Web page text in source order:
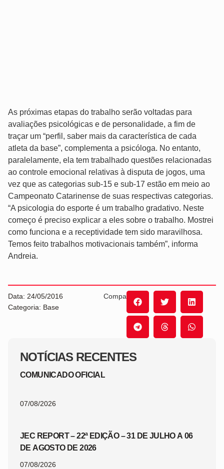
NOTÍCIAS RECENTES
COMUNICADO OFICIAL
07/08/2026
JEC REPORT – 22ª EDIÇÃO – 31 DE JULHO A 06
DE AGOSTO DE 2026
07/08/2026
As próximas etapas do trabalho serão voltadas para
avaliações psicológicas e de personalidade, a fim de
traçar um “perfil, saber mais da característica de cada
atleta da base”, complementa a psicóloga. No entanto,
paralelamente, ela tem trabalhado questões relacionadas
ao controle emocional relativas à disputa de jogos, uma
vez que as categorias sub-15 e sub-17 estão em meio ao
Campeonato Catarinense de suas respectivas categorias.
“A psicologia do esporte é um trabalho gradativo. Neste
começo é preciso explicar a eles sobre o trabalho. Mostrei
como funciona e a receptividade tem sido maravilhosa.
Temos feito trabalhos motivacionais também”, informa
Andreia.
Data: 24/05/2016
Categoria: Base
Compartilhe: